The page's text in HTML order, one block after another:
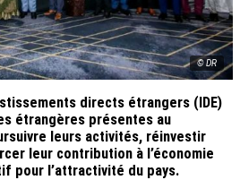
© DR
directs étrangers (IDE)
étrangères présentes au
leurs activités, réinvestir
leur contribution à l’économie
pour l’attractivité du pays.